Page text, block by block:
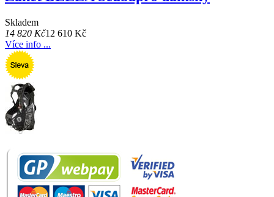
Skladem
14 820 Kč12 610 Kč
Více info ...